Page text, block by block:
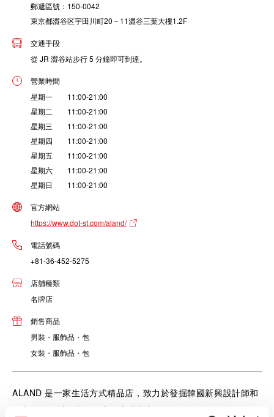
郵遞區號：150-0042
東京都澀谷区宇田川町20－11澀谷三葉大樓1.2F
交通手段
從 JR 澀谷站步行 5 分鐘即可到達。
營業時間
星期一 11:00-21:00
星期二 11:00-21:00
星期三 11:00-21:00
星期四 11:00-21:00
星期五 11:00-21:00
星期六 11:00-21:00
星期日 11:00-21:00
官方網站
https://www.dot-st.com/aland/
電話號碼
+81-36-452-5275
店舖種類
名牌店
銷售商品
男裝・服飾品・包
女裝・服飾品・包
ALAND 是一家生活方式精品店，致力於發掘韓國新興設計師和
亞文化，併以最具吸引力的方式嚮市場展示他們的價值。